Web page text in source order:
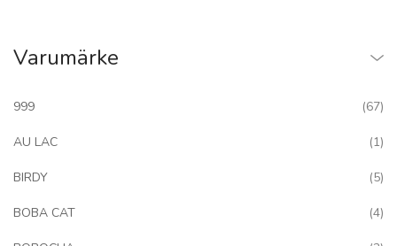
Varumärke
999 67
AU LAC 1
BIRDY 5
BOBA CAT 4